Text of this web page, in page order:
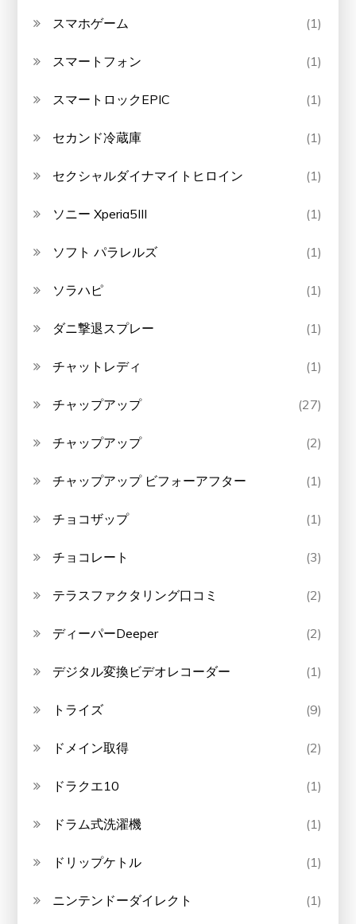
スマホゲーム (1)
スマートフォン (1)
スマートロックEPIC (1)
セカンド冷蔵庫 (1)
セクシャルダイナマイトヒロイン (1)
ソニー Xperia5III (1)
ソフト パラレルズ (1)
ソラハピ (1)
ダニ撃退スプレー (1)
チャットレディ (1)
チャップアップ (27)
チャップアップ (2)
チャップアップ ビフォーアフター (1)
チョコザップ (1)
チョコレート (3)
テラスファクタリング口コミ (2)
ディーパーDeeper (2)
デジタル変換ビデオレコーダー (1)
トライズ (9)
ドメイン取得 (2)
ドラクエ10 (1)
ドラム式洗濯機 (1)
ドリップケトル (1)
ニンテンドーダイレクト (1)